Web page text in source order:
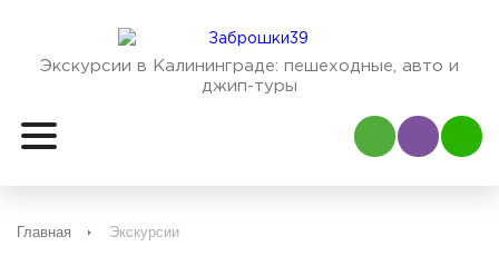
Экскурсии в Калининграде: пешеходные, авто и
джип-туры
Наш Viber
Наш
Главная Экскурсии